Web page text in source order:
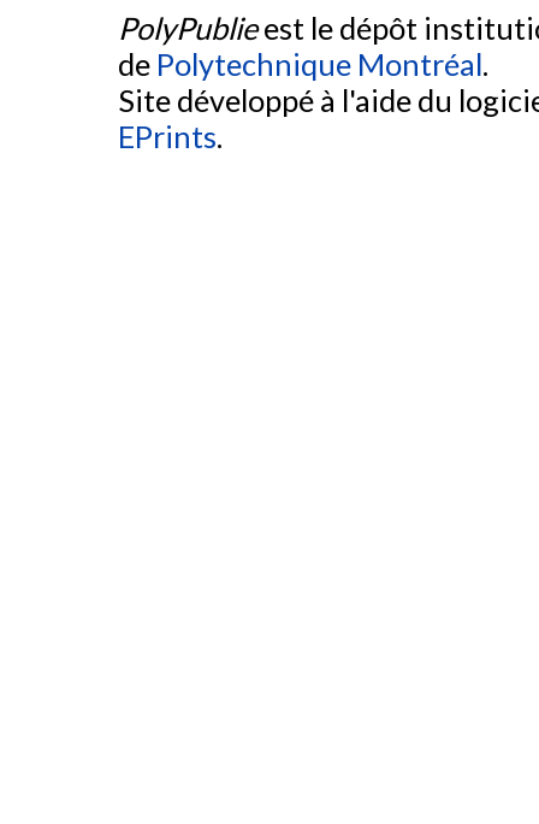
PolyPublieest le dépôt
de Polytechnique Montréal.
Site développé à l'aide du
EPrints.